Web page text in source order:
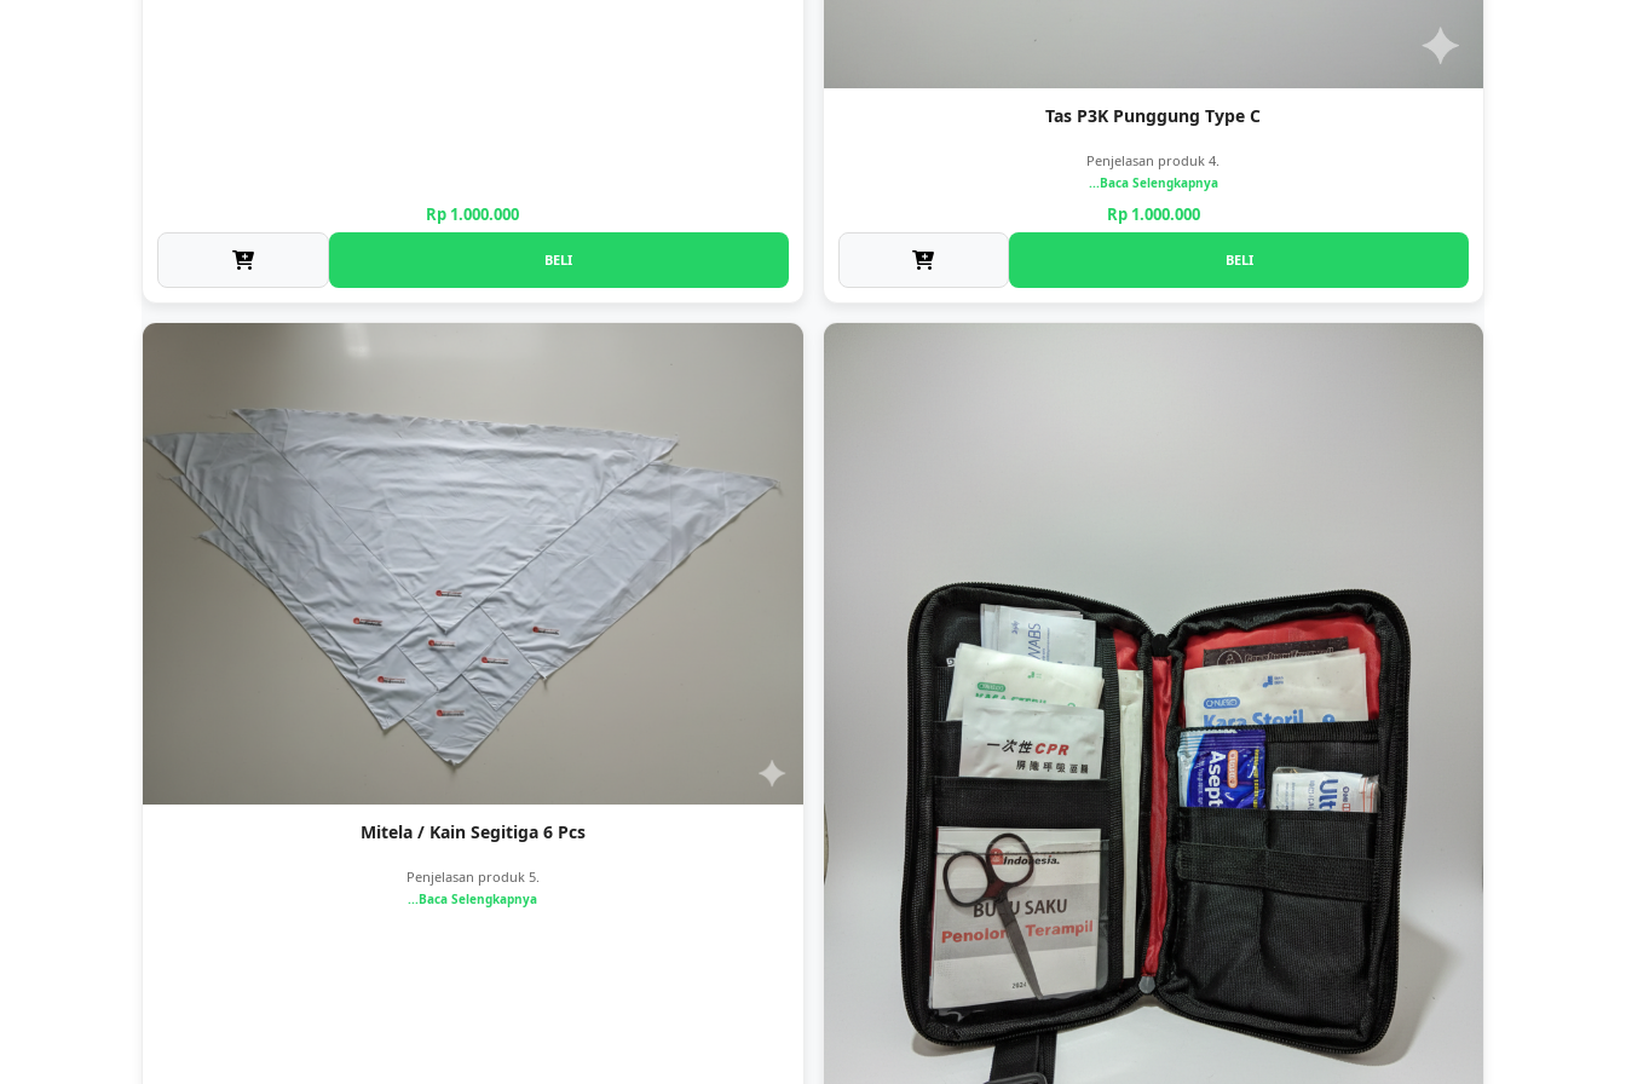
Rp 1.000.000
BELI
Tas P3K Punggung Type C
Penjelasan produk 4.
...Baca Selengkapnya
Rp 1.000.000
BELI
Mitela / Kain Segitiga 6 Pcs
Penjelasan produk 5.
...Baca Selengkapnya